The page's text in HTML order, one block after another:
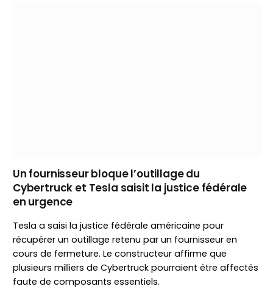
Un fournisseur bloque l’outillage du
Cybertruck et Tesla saisit la justice fédérale
en urgence
Tesla a saisi la justice fédérale américaine pour
récupérer un outillage retenu par un fournisseur en
cours de fermeture. Le constructeur affirme que
plusieurs milliers de Cybertruck pourraient être affectés
faute de composants essentiels.